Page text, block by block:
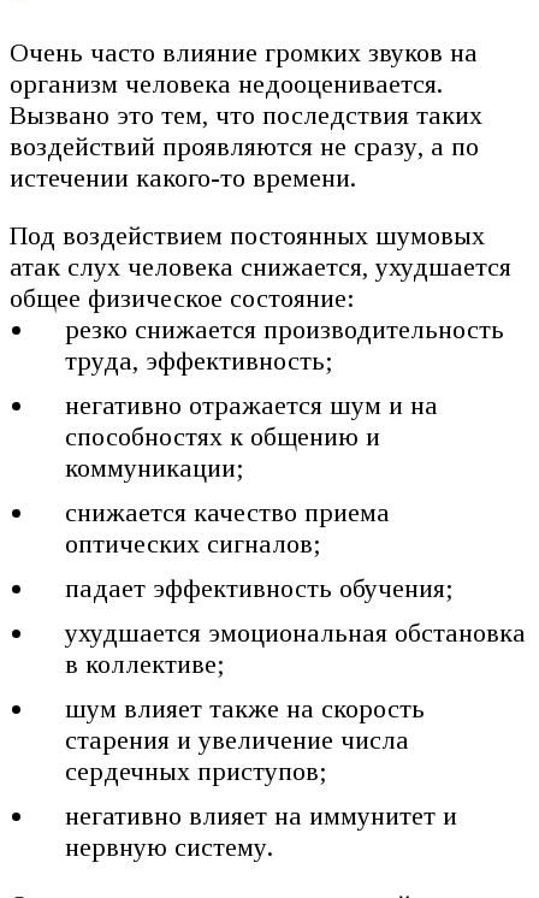
Очень часто влияние громких звуков на
организм человека недооценивается.
Вызвано это тем, что последствия таких
воздействий проявляются не сразу, а по
истечении какого-то времени.
Под воздействием постоянных шумовых
атак слух человека снижается, ухудшается
общее физическое состояние:
резко снижается производительность
труда, эффективность;
негативно отражается шум и на
способностях к общению и
коммуникации;
снижается качество приема
оптических сигналов;
падает эффективность обучения;
ухудшается эмоциональная обстановка
в коллективе;
шум влияет также на скорость
старения и увеличение числа
сердечных приступов;
негативно влияет на иммунитет и
нервную систему.